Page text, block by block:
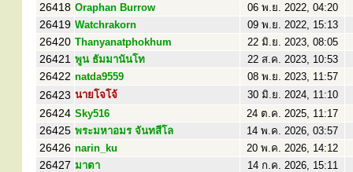
26418 Oraphan Burrow 06 พ.ย. 2022, 04:20
26419 Watchrakorn 09 พ.ย. 2022, 15:13
26420 Thanyanatphokhum 22 มิ.ย. 2023, 08:05
26421 พูน ธัมมานันโท 22 ส.ค. 2023, 10:53
26422 natda9559 08 พ.ย. 2023, 11:57
26423 นายโจโจ้ 30 มิ.ย. 2024, 11:10
26424 Sky516 24 ต.ค. 2025, 11:17
26425 พระมหาอมร จันทสีโล 14 พ.ค. 2026, 03:57
26426 narin_ku 20 พ.ค. 2026, 14:12
26427 มาตา 14 ก.ค. 2026, 15:11